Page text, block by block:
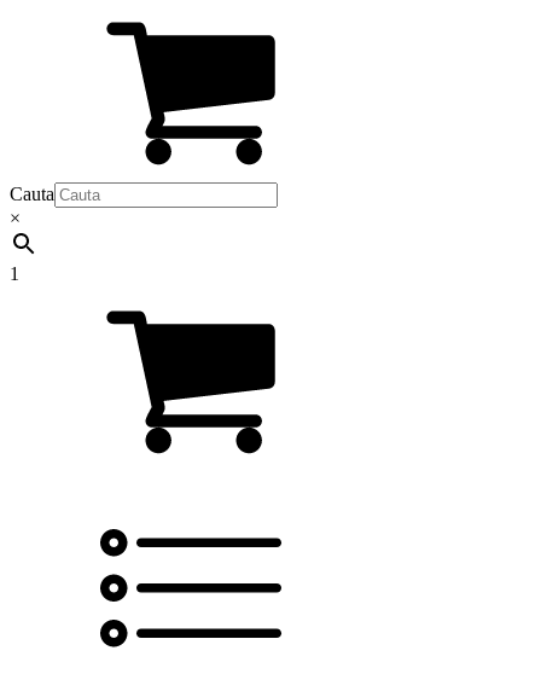
Cauta
×
1